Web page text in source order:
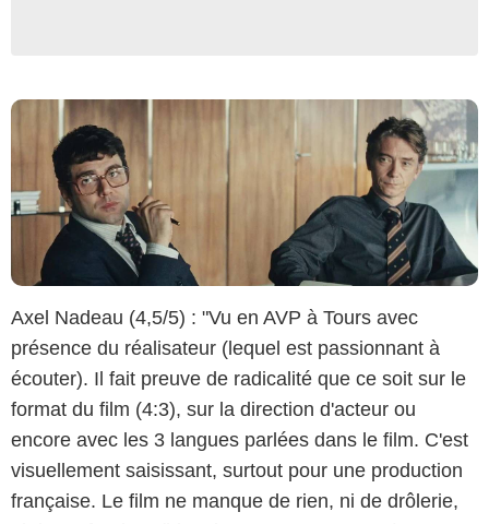
Axel Nadeau (4,5/5) : "Vu en AVP à Tours avec
présence du réalisateur (lequel est passionnant à
écouter). Il fait preuve de radicalité que ce soit sur le
format du film (4:3), sur la direction d'acteur ou
encore avec les 3 langues parlées dans le film. C'est
visuellement saisissant, surtout pour une production
française. Le film ne manque de rien, ni de drôlerie,